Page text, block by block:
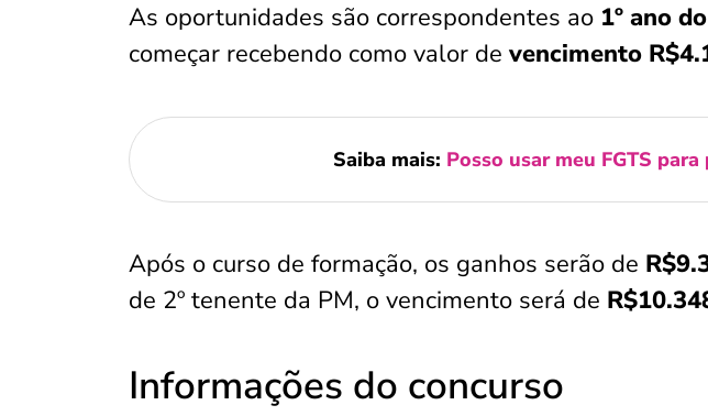
As oportunidades são correspondentes ao 1º ano
começar recebendo como valor de vencimento
Saiba mais: Posso usar meu FGTS
Após o curso de formação, os ganhos serão de
de 2º tenente da PM, o vencimento será de
Informações do concurso